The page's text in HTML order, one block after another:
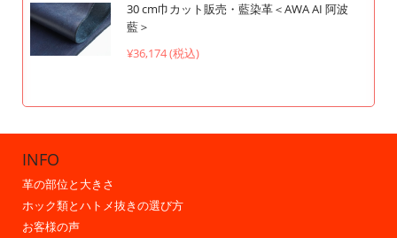
30 cm巾カット販売・藍染革＜AWA AI 阿波
藍＞
¥36,174 (税込)
INFO
革の部位と大きさ
ホック類とハトメ抜きの選び方
お客様の声